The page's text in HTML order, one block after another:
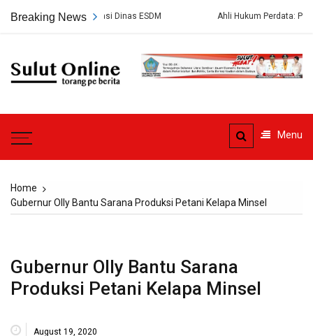
Breaking News
Dievaluasi Dinas ESDM Ahli Hukum Perdata: Pengelola KM
Sulut
Menu
Home
Gubernur Olly Bantu Sarana Produksi Petani Kelapa Minsel
Gubernur Olly Bantu Sarana
Produksi Petani Kelapa Minsel
August 19, 2020